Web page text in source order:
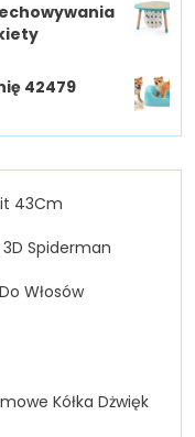
42479
43Cm
Spiderman
Włosów
Kółka Dżwięk